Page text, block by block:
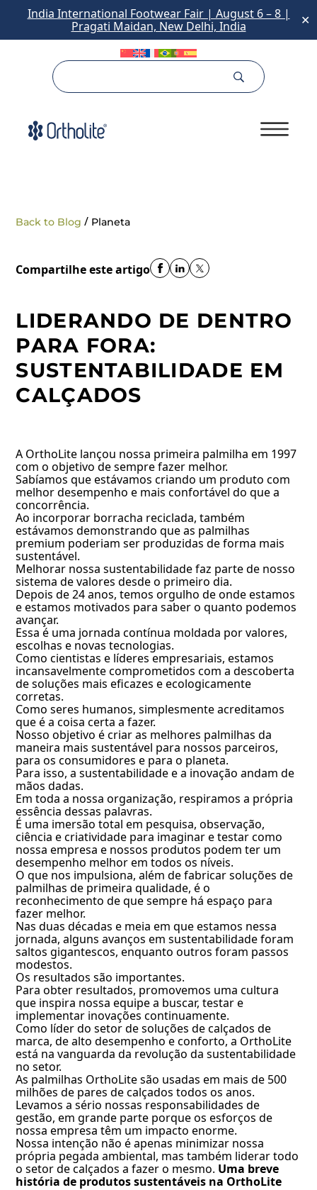
India International Footwear Fair | August 6 – 8 |
Pragati Maidan, New Delhi, India
✕
Back to Blog / Planeta
Compartilhe este artigo
LIDERANDO DE DENTRO
PARA FORA:
SUSTENTABILIDADE EM
CALÇADOS
A OrthoLite lançou nossa primeira palmilha em 1997
com o objetivo de sempre fazer melhor.
Sabíamos que estávamos criando um produto com
melhor desempenho e mais confortável do que a
concorrência.
Ao incorporar borracha reciclada, também
estávamos demonstrando que as palmilhas
premium poderiam ser produzidas de forma mais
sustentável.
Melhorar nossa sustentabilidade faz parte de nosso
sistema de valores desde o primeiro dia.
Depois de 24 anos, temos orgulho de onde estamos
e estamos motivados para saber o quanto podemos
avançar.
Essa é uma jornada contínua moldada por valores,
escolhas e novas tecnologias.
Como cientistas e líderes empresariais, estamos
incansavelmente comprometidos com a descoberta
de soluções mais eficazes e ecologicamente
corretas.
Como seres humanos, simplesmente acreditamos
que é a coisa certa a fazer.
Nosso objetivo é criar as melhores palmilhas da
maneira mais sustentável para nossos parceiros,
para os consumidores e para o planeta.
Para isso, a sustentabilidade e a inovação andam de
mãos dadas.
Em toda a nossa organização, respiramos a própria
essência dessas palavras.
É uma imersão total em pesquisa, observação,
ciência e criatividade para imaginar e testar como
nossa empresa e nossos produtos podem ter um
desempenho melhor em todos os níveis.
O que nos impulsiona, além de fabricar soluções de
palmilhas de primeira qualidade, é o
reconhecimento de que sempre há espaço para
fazer melhor.
Nas duas décadas e meia em que estamos nessa
jornada, alguns avanços em sustentabilidade foram
saltos gigantescos, enquanto outros foram passos
modestos.
Os resultados são importantes.
Para obter resultados, promovemos uma cultura
que inspira nossa equipe a buscar, testar e
implementar inovações continuamente.
Como líder do setor de soluções de calçados de
marca, de alto desempenho e conforto, a OrthoLite
está na vanguarda da revolução da sustentabilidade
no setor.
As palmilhas OrthoLite são usadas em mais de 500
milhões de pares de calçados todos os anos.
Levamos a sério nossas responsabilidades de
gestão, em grande parte porque os esforços de
nossa empresa têm um impacto enorme.
Nossa intenção não é apenas minimizar nossa
própria pegada ambiental, mas também liderar todo
o setor de calçados a fazer o mesmo. Uma breve
história de produtos sustentáveis na OrthoLite